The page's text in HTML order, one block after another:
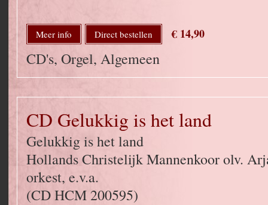
Meer info Direct bestellen € 14,90
CD's, Orgel, Algemeen
CD Gelukkig is het land
Gelukkig is het land
Hollands Christelijk Mannenkoor olv.
orkest, e.v.a.
(CD HCM 200595)